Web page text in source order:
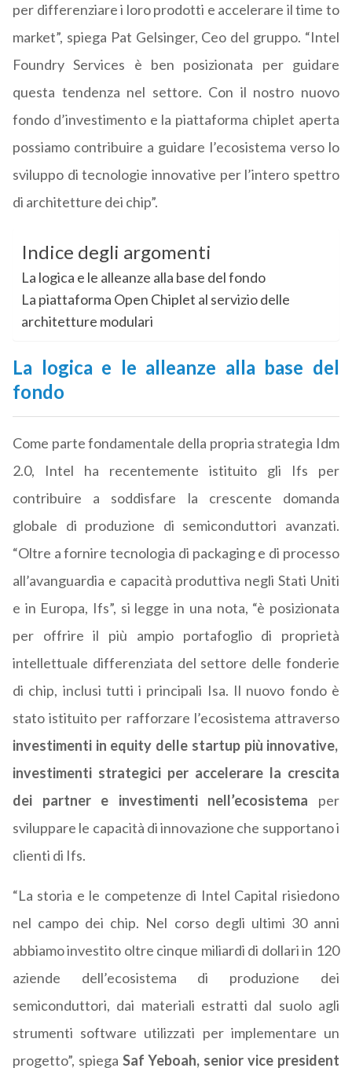
per differenziare i loro prodotti e accelerare il time to
market”, spiega Pat Gelsinger, Ceo del gruppo. “Intel
Foundry Services è ben posizionata per guidare
questa tendenza nel settore. Con il nostro nuovo
fondo d’investimento e la piattaforma chiplet aperta
possiamo contribuire a guidare l’ecosistema verso lo
sviluppo di tecnologie innovative per l’intero spettro
di architetture dei chip”.
Indice degli argomenti
La logica e le alleanze alla base del fondo
La piattaforma Open Chiplet al servizio delle
architetture modulari
La logica e le alleanze alla base del
fondo
Come parte fondamentale della propria strategia Idm
2.0, Intel ha recentemente istituito gli Ifs per
contribuire a soddisfare la crescente domanda
globale di produzione di semiconduttori avanzati.
“Oltre a fornire tecnologia di packaging e di processo
all’avanguardia e capacità produttiva negli Stati Uniti
e in Europa, Ifs”, si legge in una nota, “è posizionata
per offrire il più ampio portafoglio di proprietà
intellettuale differenziata del settore delle fonderie
di chip, inclusi tutti i principali Isa. Il nuovo fondo è
stato istituito per rafforzare l’ecosistema attraverso
investimenti in equity delle startup più innovative,
investimenti strategici per accelerare la crescita
dei partner e investimenti nell’ecosistema per
sviluppare le capacità di innovazione che supportano i
clienti di Ifs.
“La storia e le competenze di Intel Capital risiedono
nel campo dei chip. Nel corso degli ultimi 30 anni
abbiamo investito oltre cinque miliardi di dollari in 120
aziende dell’ecosistema di produzione dei
semiconduttori, dai materiali estratti dal suolo agli
strumenti software utilizzati per implementare un
progetto”, spiega Saf Yeboah, senior vice president